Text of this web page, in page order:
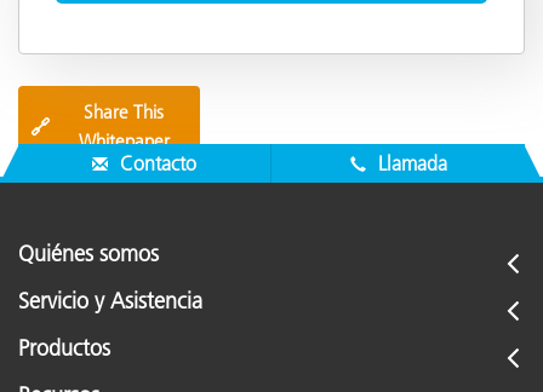
🔗
Share This
Whitepaper
Contacto Llamada
Quiénes somos
Servicio y Asistencia
Productos